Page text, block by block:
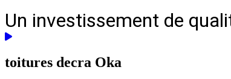
Un investissement de
toitures decra Oka